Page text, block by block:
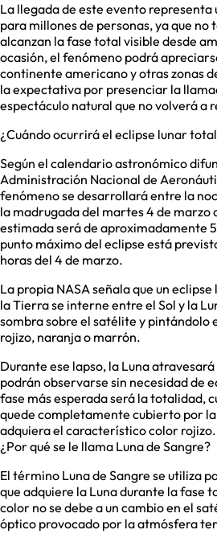
La llegada de este evento
para millones de personas, ya que no
alcanzan la fase total visible desde
ocasión, el fenómeno podrá
continente americano y otras zonas
la expectativa por presenciar la
espectáculo natural que no volverá a
¿Cuándo ocurrirá el eclipse lunar
Según el calendario astronómico
Administración Nacional de
fenómeno se desarrollará entre la
la madrugada del martes 4 de marzo
estimada será de aproximadamente
punto máximo del eclipse está
horas del 4 de marzo.
La propia NASA señala que un
la Tierra se interne entre el Sol y la
sombra sobre el satélite y pintándolo
rojizo, naranja o marrón.
Durante ese lapso, la Luna
podrán observarse sin necesidad de
fase más esperada será la totalidad,
quede completamente cubierto por
adquiera el característico color rojizo.
¿Por qué se le llama Luna de Sangre?
El término Luna de Sangre se utiliza
que adquiere la Luna durante la fase
color no se debe a un cambio en el
óptico provocado por la atmósfera